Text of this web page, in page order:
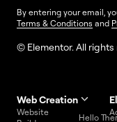
By entering your email,
Terms & Conditions and
© Elementor. All rights
Web Creation
Website
Hello